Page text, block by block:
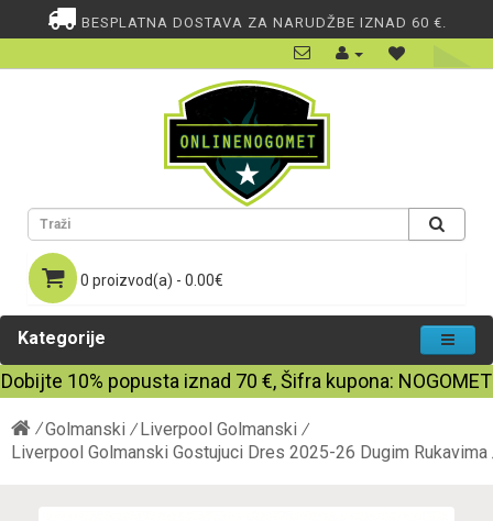
BESPLATNA DOSTAVA ZA NARUDŽBE IZNAD 60 €.
0 proizvod(a) - 0.00€
Kategorije
Dobijte 10% popusta iznad 70 €, Šifra kupona: NOGOMET
Golmanski
Liverpool Golmanski
Liverpool Golmanski Gostujuci Dres 2025-26 Dugim Rukavima